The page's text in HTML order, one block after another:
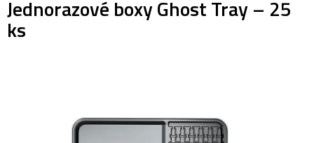
Jednorazové boxy Ghost Tray – 25
ks